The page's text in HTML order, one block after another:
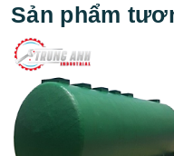
Sản phẩm